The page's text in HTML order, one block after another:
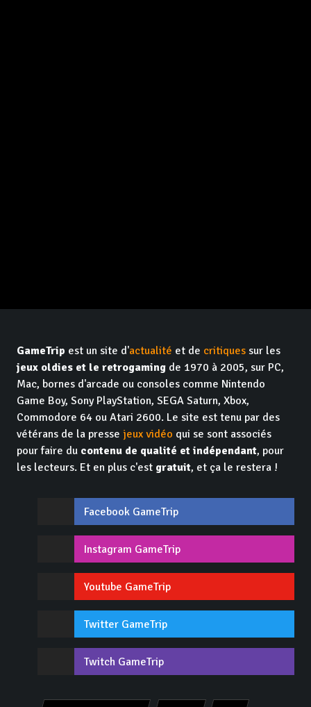
GameTrip est un site d'actualité et de critiques sur les
jeux oldies et le retrogaming de 1970 à 2005, sur PC,
Mac, bornes d'arcade ou consoles comme Nintendo
Game Boy, Sony PlayStation, SEGA Saturn, Xbox,
Commodore 64 ou Atari 2600. Le site est tenu par des
vétérans de la presse jeux vidéo qui se sont associés
pour faire du contenu de qualité et indépendant, pour
les lecteurs. Et en plus c'est gratuit, et ça le restera !
Facebook GameTrip
Instagram GameTrip
Youtube GameTrip
Twitter GameTrip
Twitch GameTrip